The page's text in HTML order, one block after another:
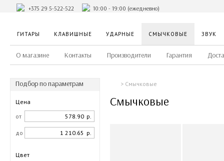
+375 29 5-522-522 10:00 - 19:00 (ежедневно)
ГИТАРЫ КЛАВИШНЫЕ УДАРНЫЕ СМЫЧКОВЫЕ ЗВУК
О магазине Контакты Производители Гарантия
Подбор по параметрам
Цена
от
р.
до р.
Цвет
Смычковые
Смычковые